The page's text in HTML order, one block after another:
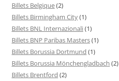
Billets Belgique(2)
Billets Birmingham City(1)
Billets BNL Internazionali(1)
Billets BNP Paribas Masters(1)
Billets Borussia Dortmund (1)
Billets Borussia Mönchengladbach (2)
Billets Brentford (2)